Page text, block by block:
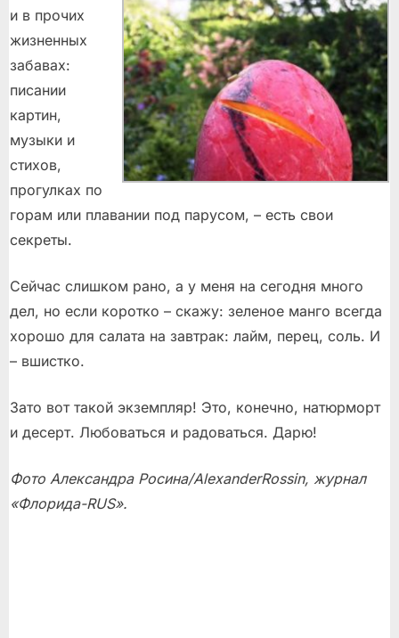
и в прочих
жизненных
забавах:
писании
картин,
музыки и
стихов,
прогулках по
горам или плавании под парусом, – есть свои
секреты.
Сейчас слишком рано, а у меня на сегодня много
дел, но если коротко – скажу: зеленое манго всегда
хорошо для салата на завтрак: лайм, перец, соль. И
– вшистко.
Зато вот такой экземпляр! Это, конечно, натюрморт
и десерт. Любоваться и радоваться. Дарю!
Фото Александра Росина/AlexanderRossin, журнал
«Флорида-RUS».